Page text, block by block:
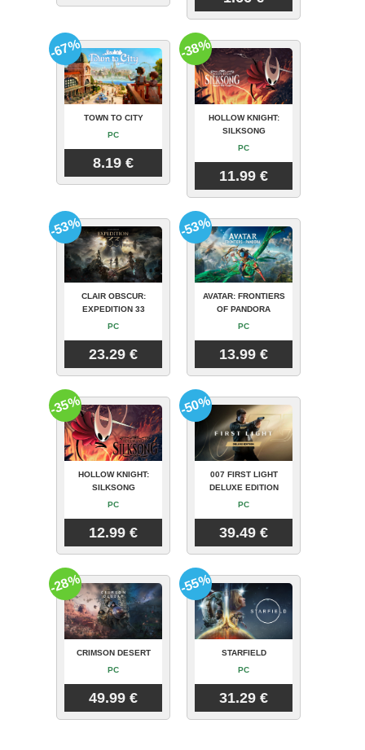
TOWN TO CITY
PC
8.19 €
-67%
HOLLOW KNIGHT:
SILKSONG
PC
11.99 €
-38%
CLAIR OBSCUR:
EXPEDITION 33
PC
23.29 €
-53%
AVATAR: FRONTIERS
OF PANDORA
PC
13.99 €
-53%
HOLLOW KNIGHT:
SILKSONG
PC
12.99 €
-35%
007 FIRST LIGHT
DELUXE EDITION
PC
39.49 €
-50%
CRIMSON DESERT
PC
49.99 €
-28%
STARFIELD
PC
31.29 €
-55%